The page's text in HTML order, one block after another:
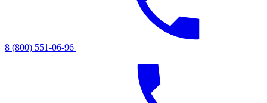
8 (800) 551-06-96